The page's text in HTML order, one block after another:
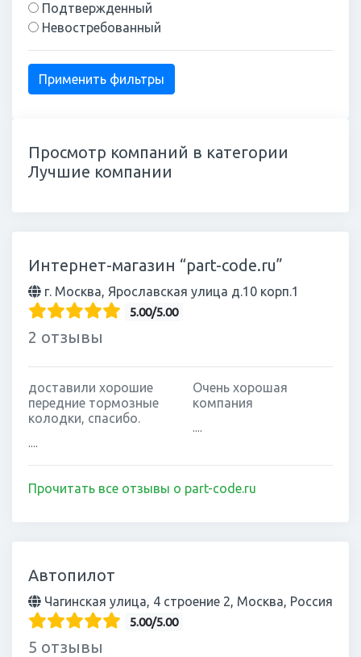
Подтвержденный
Невостребованный
Просмотр компаний в категории
Лучшие компании
Интернет-магазин “part-code.ru”
г. Москва, Ярославская улица д.10 корп.1
5.00/5.00
2 отзывы
доставили хорошие
передние тормозные
колодки, спасибо.
Очень хорошая
компания
Прочитать все отзывы о part-code.ru
Автопилот
Чагинская улица, 4 строение 2, Москва, Россия
5.00/5.00
5 отзывы